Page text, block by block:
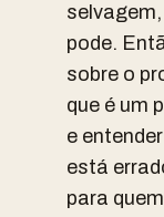
pode.
sobre o
que é um
e
está
para